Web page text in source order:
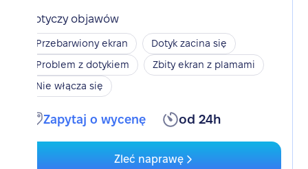
Dotyczy objawów
Przebarwiony ekran
Dotyk zacina się
Problem z dotykiem
Zbity ekran z plamami
Nie włącza się
Zapytaj o wycenę od 24h
Zleć naprawę